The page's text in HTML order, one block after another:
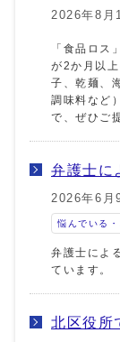
2026年8月
「食品ロス
が2か月以
子、乾麺、
調味料など
で、ぜひご
弁護士に
2026年6月
悩んでいる
弁護士によ
ています。
北区役所